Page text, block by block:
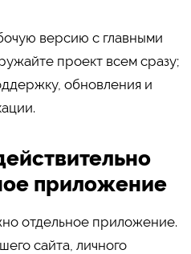
версию с главными
проект всем сразу;
обновления и
приложение
отдельное приложение.
сайта, личного